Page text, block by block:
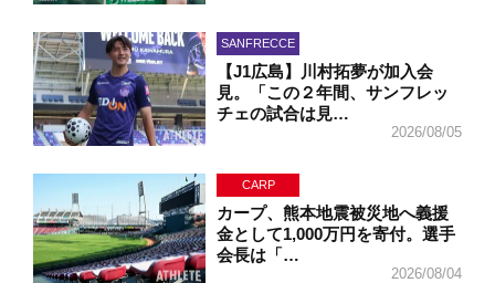
SANFRECCE
【J1広島】川村拓夢が加入会
見。「この２年間、サンフレッ
チェの試合は見…
2026/08/05
CARP
カープ、熊本地震被災地へ義援
金として1,000万円を寄付。選手
会長は「…
2026/08/04